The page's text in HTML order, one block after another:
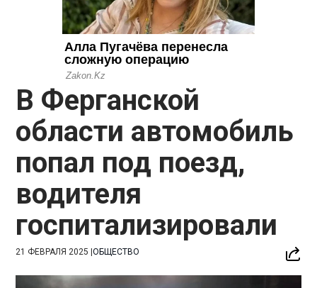
В Ферганской
области автомобиль
попал под поезд,
водителя
госпитализировали
21 ФЕВРАЛЯ 2025 |ОБЩЕСТВО